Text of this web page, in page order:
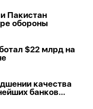
Пакистан
обороны
$22 млрд на
качества
банков